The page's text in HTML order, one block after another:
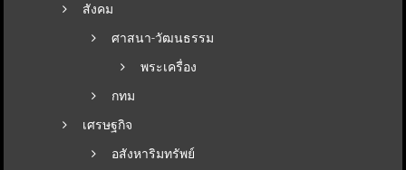
สังคม
ศาสนา-วัฒนธรรม
พระเครื่อง
กทม
เศรษฐกิจ
อสังหาริมทรัพย์